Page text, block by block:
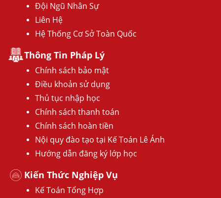
Đội Ngũ Nhân Sự
Liên Hệ
Hệ Thống Cơ Sở Toàn Quốc
Thông Tin Pháp Lý
Chính sách bảo mật
Điều khoản sử dụng
Thủ tục nhập học
Chính sách thanh toán
Chính sách hoàn tiền
Nội quy đào tạo tại Kế Toán Lê Ánh
Hướng dẫn đăng ký lớp học
Kiến Thức Nghiệp Vụ
Kế Toán Tổng Hợp